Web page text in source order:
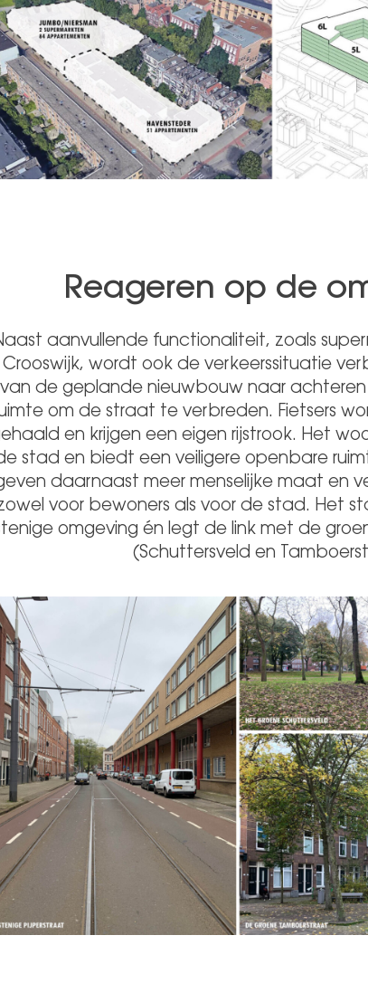
Reageren op de
aanvullende functionaliteit, zoals
Crooswijk, wordt ook de verkeerssituatie
van de geplande nieuwbouw naar
om de straat te verbreden. Fietsers
en krijgen een eigen rijstrook. Het
stad en biedt een veiligere openbare
daarnaast meer menselijke maat en
voor bewoners als voor de stad. Het
omgeving én legt de link met de
(Schuttersveld en